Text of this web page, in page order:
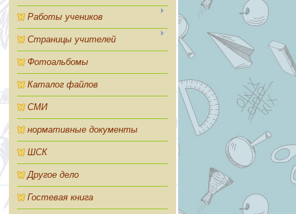
Работы учеников
Страницы учителей
Фотоальбомы
Каталог файлов
СМИ
нормативные документы
ШСК
Другое дело
Гостевая книга